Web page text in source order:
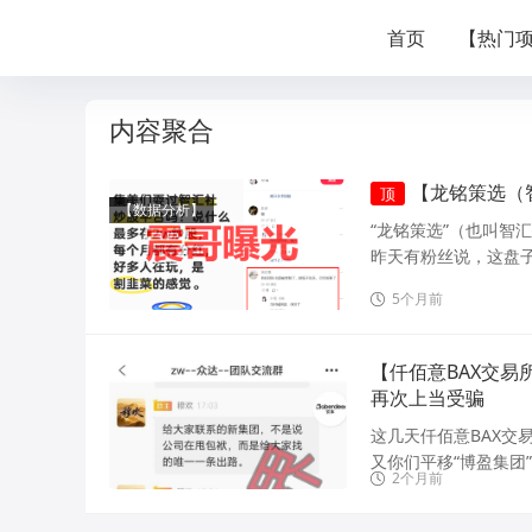
首页 【热门
内容聚合
【数据分析】
顶 【龙铭策选
“龙铭策选”（也叫智
昨天有粉丝说，这盘
5个月前
【仟佰意BAX交
再次上当受骗
这几天仟佰意BAX交
又你们平移“博盈集
2个月前